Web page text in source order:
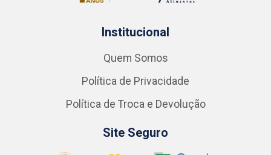
Institucional
Quem Somos
Política de Privacidade
Política de Troca e Devolução
Site Seguro